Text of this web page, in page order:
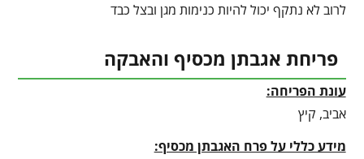
לרוב לא נתקף יכול להיות כנימות מגן ובצל כבד
פריחת אגבתן מכסיף והאבקה
עונת הפריחה:
אביב, קיץ
מידע כללי על פרח האגבתן מכסיף: